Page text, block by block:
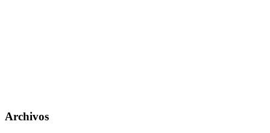
Archivos